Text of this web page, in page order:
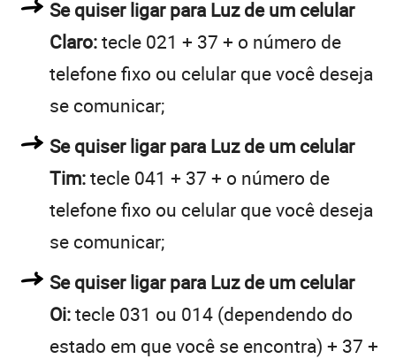
Se quiser ligar para Luz de um celular
Claro:tecle 021 + 37 + o número de
telefone fixo ou celular que você deseja
se comunicar;
Se quiser ligar para Luz de um celular
Tim:tecle 041 + 37 + o número de
telefone fixo ou celular que você deseja
se comunicar;
Se quiser ligar para Luz de um celular
Oi:tecle 031 ou 014 (dependendo do
estado em que você se encontra) + 37 +